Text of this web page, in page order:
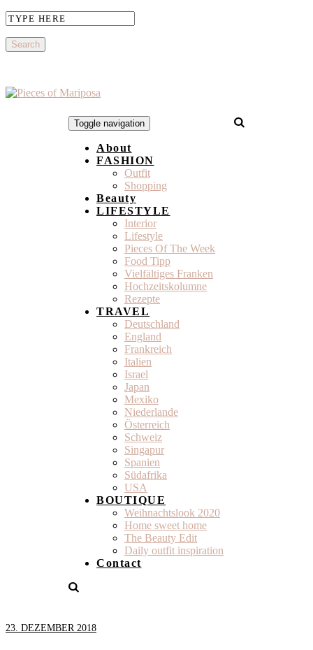
Toggle navigation
About
FASHION
Outfit
Shopping
Beauty
LIFESTYLE
Interior
Lifestyle
Pieces Of The Week
Food Tipp
Vielfältiges Franken
Hochzeitskolumne
Rezepte
TRAVEL
Deutschland
England
Frankreich
Italien
Israel
Japan
Mexiko
Niederlande
Österreich
Schweiz
Singapur
Spanien
Südafrika
USA
BOUTIQUE
Weihnachtslook 2020
Home sweet home
The Beauty Edit
Daily outfit inspiration
Contact
23. DEZEMBER 2018